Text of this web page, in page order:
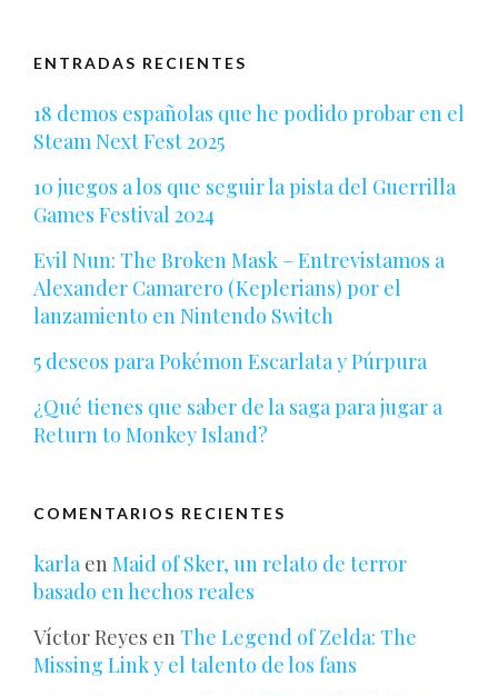
ENTRADAS RECIENTES
18 demos españolas que he podido probar en el
Steam Next Fest 2025
10 juegos a los que seguir la pista del Guerrilla
Games Festival 2024
Evil Nun: The Broken Mask – Entrevistamos a
Alexander Camarero (Keplerians) por el
lanzamiento en Nintendo Switch
5 deseos para Pokémon Escarlata y Púrpura
¿Qué tienes que saber de la saga para jugar a
Return to Monkey Island?
COMENTARIOS RECIENTES
karlaenMaid of Sker, un relato de terror
basado en hechos reales
Víctor Reyes en The Legend of Zelda: The
Missing Link y el talento de los fans